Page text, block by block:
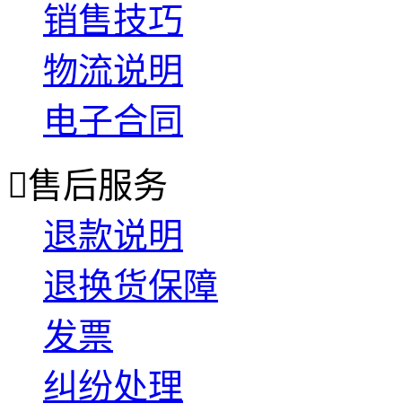
销售技巧
物流说明
电子合同
售后服务
退款说明
退换货保障
发票
纠纷处理